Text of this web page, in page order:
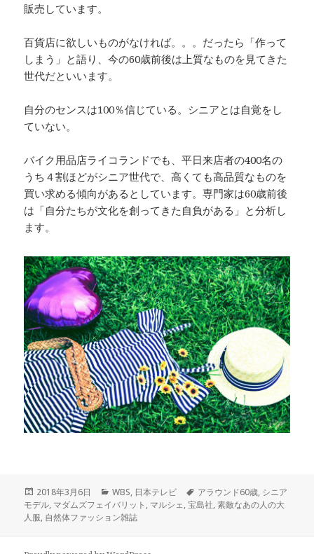
販売しています。
百貨店に欲しいものがなければ。。。だったら「作って
しまう」と語り、今の60歳前後は上質なものを見てきた
世代だといいます。
自分のセンスは100％信じている。シニアとは自覚をし
ていない。
バイク用品店ライコランドでも、平日来店者の400名の
うち４割ほどがシニア世代で、高くても高品質なものを
買い求める傾向があるとしています。専門家は60歳前後
は「自分たちが文化を創ってきた自負がある」と分析し
ます。
投
稿
日:
2018年3月6日
カ
テ
ゴ
WBS, 日本テレビ
タ
グ
アラウンド60歳, シニア
モデル, マダムズフェイバリット , マルシェ,宝島社,素敵なあの人の大
人服, 自然体ファッション雑誌